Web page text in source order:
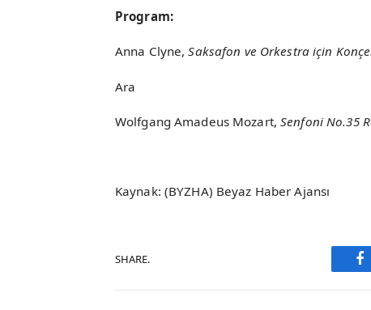
Program:
Anna Clyne,Saksafon ve Orkestra için
Ara
Wolfgang Amadeus Mozart,Senfoni No.35
Kaynak: (BYZHA) Beyaz Haber Ajansı
SHARE.